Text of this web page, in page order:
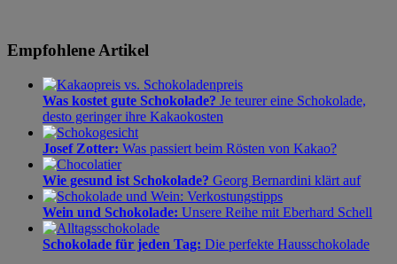
Empfohlene Artikel
Was kostet gute Schokolade? Je teurer eine Schokolade,
desto geringer ihre Kakaokosten
Josef Zotter: Was passiert beim Rösten von Kakao?
Wie gesund ist Schokolade? Georg Bernardini klärt auf
Wein und Schokolade: Unsere Reihe mit Eberhard Schell
Schokolade für jeden Tag: Die perfekte Hausschokolade